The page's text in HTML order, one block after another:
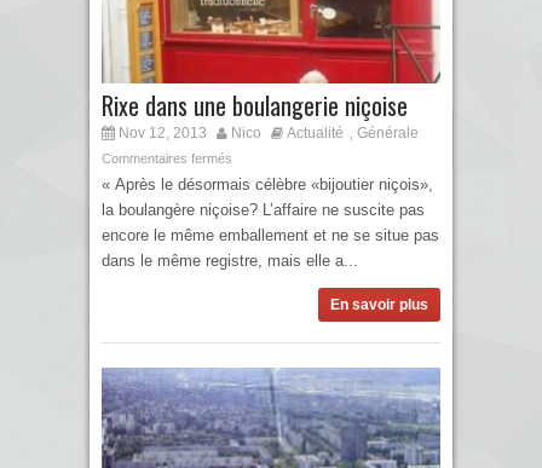
Rixe dans une boulangerie niçoise
Nov 12, 2013 Nico Actualité Générale
Commentaires fermés
« Après le désormais célèbre «bijoutier niçois»,
la boulangère ni­çoise? L’affaire ne suscite pas
encore le même emballement et ne se situe pas
dans le même registre, mais elle a...
En savoir plus